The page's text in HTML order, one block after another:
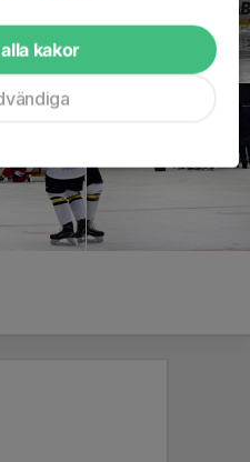
kakor